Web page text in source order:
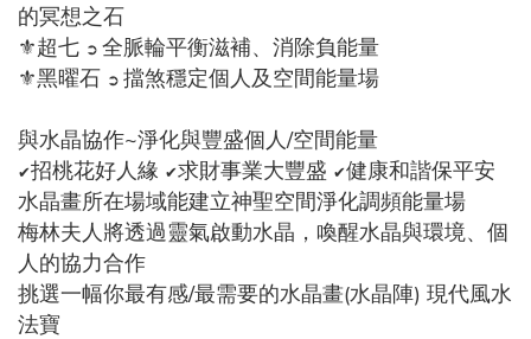
的冥想之石
⚜超七 ➲ 全脈輪平衡滋補、消除負能量
⚜黑曜石 ➲ 擋煞穩定個人及空間能量場
與水晶協作~淨化與豐盛個人/空間能量
✔招桃花好人緣 ✔求財事業大豐盛 ✔健康和諧保平安
水晶畫所在場域能建立神聖空間淨化調頻能量場
梅林夫人將透過靈氣啟動水晶，喚醒水晶與環境、個
人的協力合作
挑選一幅你最有感/最需要的水晶畫(水晶陣) 現代風水
法寶